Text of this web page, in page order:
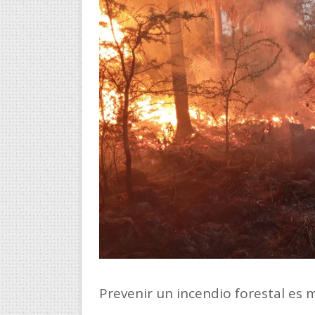
Prevenir un incendio forestal es